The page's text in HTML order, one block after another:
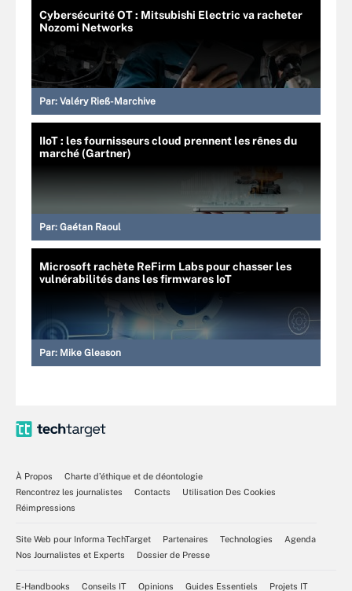
Cybersécurité OT : Mitsubishi Electric va racheter
Nozomi Networks
Par: Valéry Rieß-Marchive
IIoT : les fournisseurs cloud prennent les rênes du
marché (Gartner)
Par: Gaétan Raoul
Microsoft rachète ReFirm Labs pour chasser les
vulnérabilités dans les firmwares IoT
Par: Mike Gleason
À Propos
Charte d’éthique et de déontologie
Rencontrez les journalistes
Contacts
Utilisation Des Cookies
Réimpressions
Site Web pour Informa TechTarget Partenaires Technologies
Agenda
Nos Journalistes et Experts
Dossier de Presse
E-Handbooks Conseils IT Opinions Guides Essentiels Projets IT